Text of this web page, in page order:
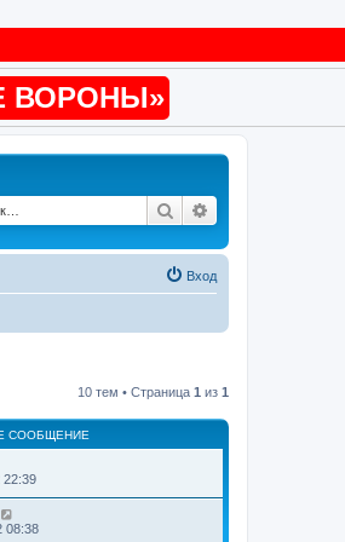
ВОРОНЫ»
Поиск
Вход
10 тем • Страница 1 из 1
СООБЩЕНИЕ
22:39
08:38